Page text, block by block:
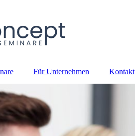
Für Unternehmen Kontakt